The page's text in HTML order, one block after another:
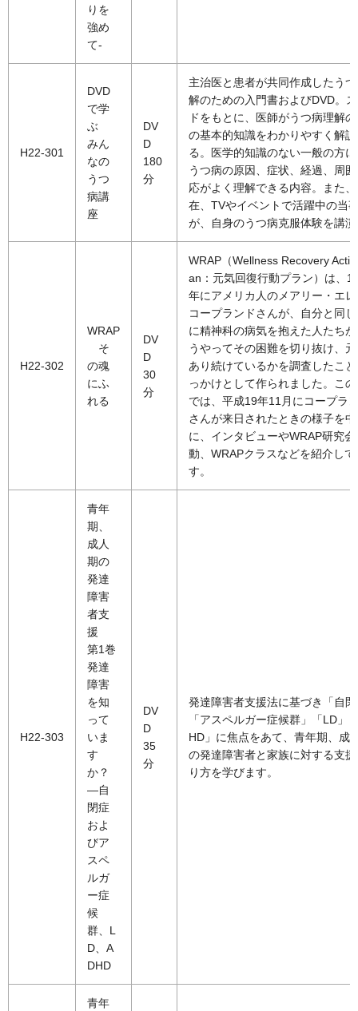
りを
強め
て-
H22-301
DVD
で学
ぶ
みん
なの
うつ
病講
座
DV
D
180
分
主治医と患者が共同作成したう
解のための入門書およびDVD。
ドをもとに、医師がうつ病理解
の基本的知識をわかりやすく解
る。医学的知識のない一般の方
うつ病の原因、症状、経過、周
応がよく理解できる内容。また
在、TVやイベントで活躍中の当
が、自身のうつ病克服体験を講
H22-302
WRAP
そ
の魂
にふ
れる
DV
D
30
分
WRAP（Wellness Recovery
an：元気回復行動プラン）は、
年にアメリカ人のメアリー・エ
コープランドさんが、自分と同
に精神科の病気を抱えた人たち
うやってその困難を切り抜け、
あり続けているかを調査したこ
っかけとして作られました。こ
では、平成19年11月にコープラ
さんが来日されたときの様子を
に、インタビューやWRAP研究
動、WRAPクラスなどを紹介し
す。
H22-303
青年
期、
成人
期の
発達
障害
者支
援
第1巻
発達
障害
を知
って
いま
す
か？
―自
閉症
およ
びア
スペ
ルガ
ー症
候
群、L
D、A
DHD
DV
D
35
分
発達障害者支援法に基づき「自
「アスペルガー症候群」「LD」
HD」に焦点をあて、青年期、成
の発達障害者と家族に対する支
り方を学びます。
青年